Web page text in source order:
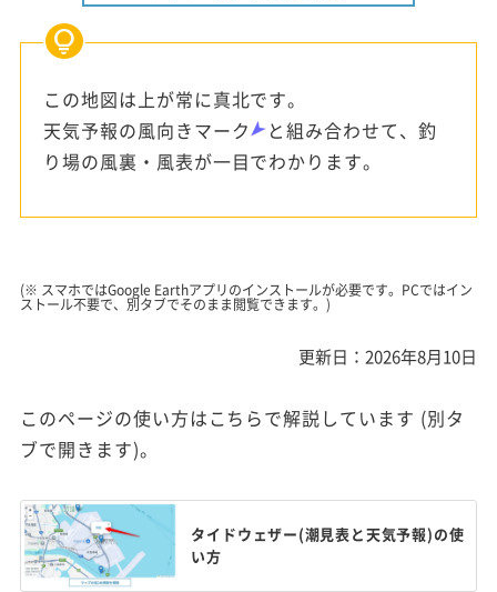
この地図は上が常に真北です。
天気予報の風向きマーク
と組み合わせて、釣
り場の風裏・風表が一目でわかります。
(※ スマホではGoogle Earthアプリのインストールが必要です。PCではイン
ストール不要で、別タブでそのまま閲覧できます。)
更新日：2026年8月10日
このページの使い方はこちらで解説しています (別タ
ブで開きます)。
タイドウェザー(潮見表と天気予報)の使
い方